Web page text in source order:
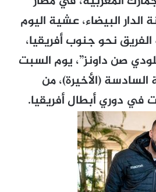
البيضاء، عشية اليوم
الفريق نحو جنوب أفريقيا،
صن داونز”، يوم السبت
السادسة (الأخيرة)، من
في دوري أبطال أفريقيا.